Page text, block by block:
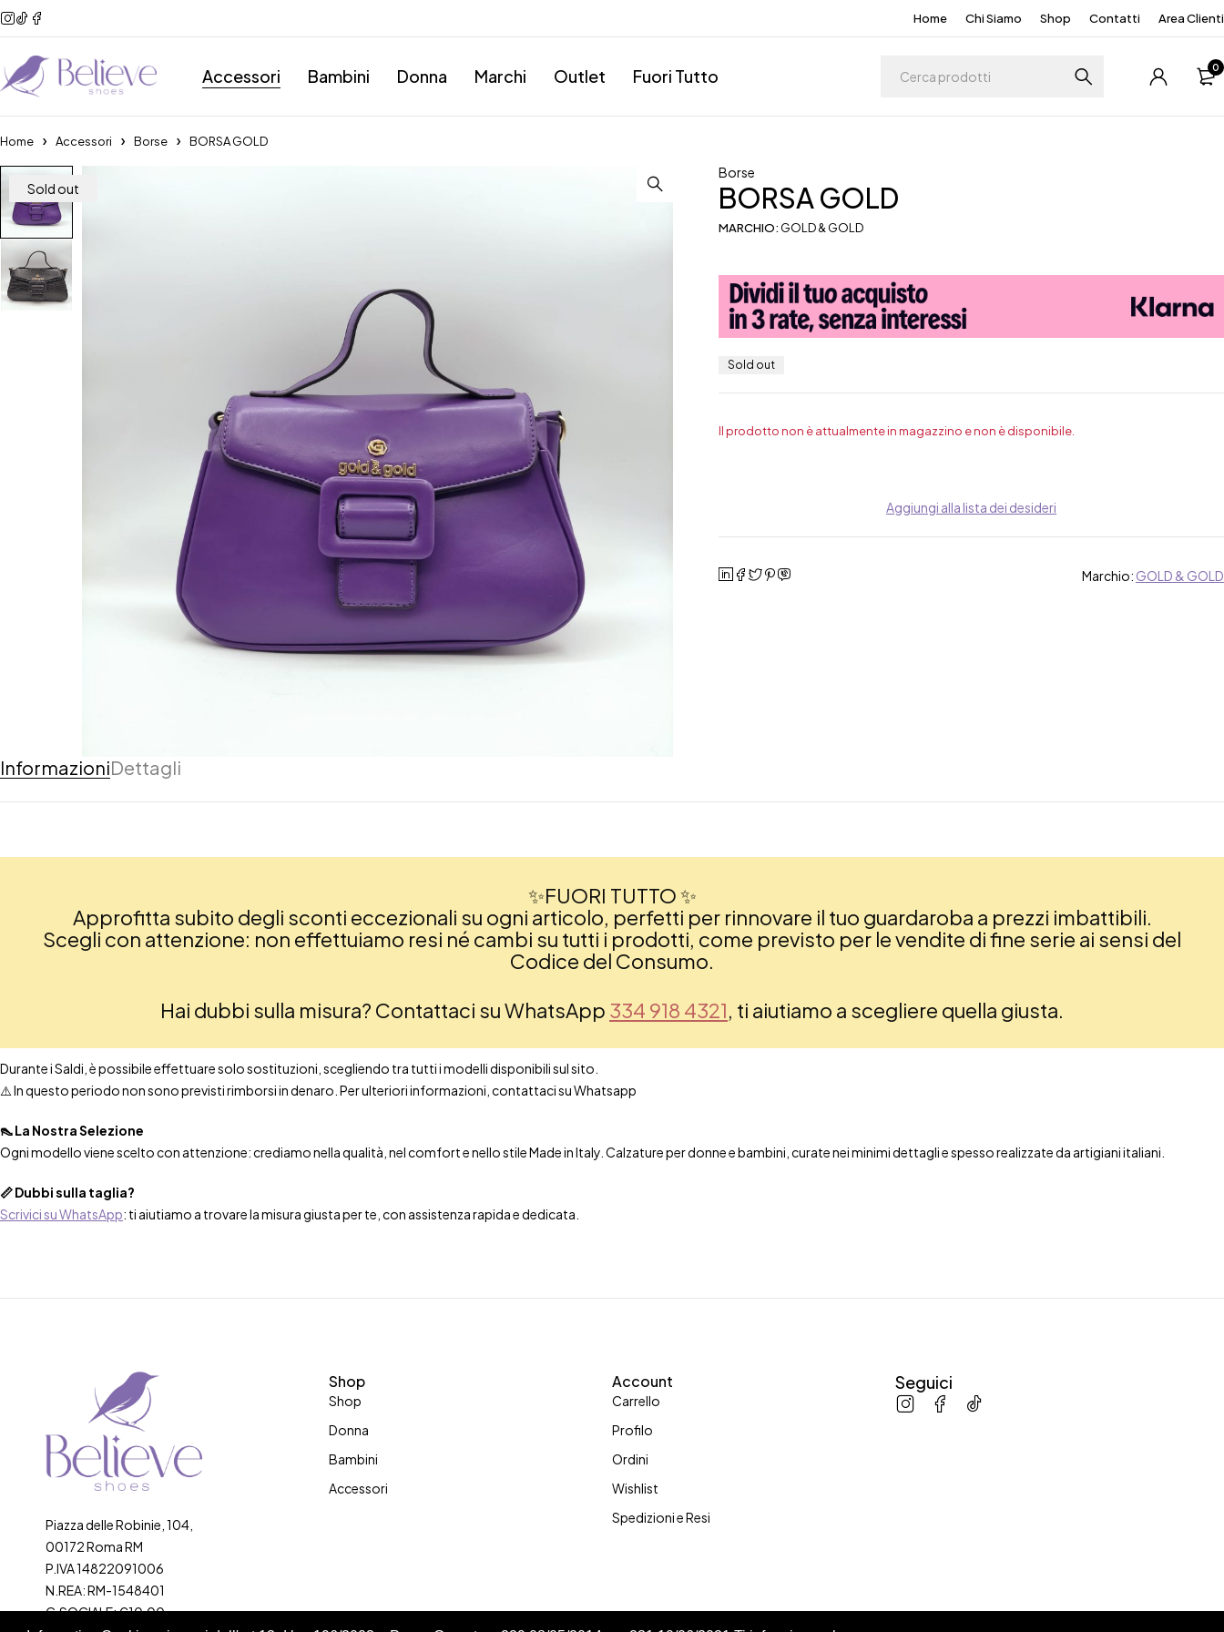
Home Chi Siamo Shop Contatti Area Clienti
Accessori Bambini Donna Marchi Outlet Fuori Tutto 0
Home Accessori Borse BORSA GOLD
Sold out
Borse
BORSA GOLD
MARCHIO: GOLD & GOLD
Sold out
Il prodotto non è attualmente in magazzino e non è disponibile.
Aggiungi alla lista dei desideri
Marchio: GOLD & GOLD
InformazioniDettagli
✨FUORI TUTTO ✨
Approfitta subito degli sconti eccezionali su ogni articolo, perfetti per rinnovare il tuo guardaroba a prezzi imbattibili.
Scegli con attenzione: non effettuiamo resi né cambi su tutti i prodotti, come previsto per le vendite di fine serie ai sensi del
Codice del Consumo.
Hai dubbi sulla misura? Contattaci su WhatsApp 334 918 4321, ti aiutiamo a scegliere quella giusta.
Durante i Saldi, è possibile effettuare solo sostituzioni, scegliendo tra tutti i modelli disponibili sul sito.
⚠️ In questo periodo non sono previsti rimborsi in denaro. Per ulteriori informazioni, contattaci su Whatsapp
👠 La Nostra Selezione
Ogni modello viene scelto con attenzione: crediamo nella qualità, nel comfort e nello stile Made in Italy. Calzature per donne e bambini, curate nei minimi dettagli e spesso realizzate da artigiani italiani.
📏 Dubbi sulla taglia?
Scrivici su WhatsApp: ti aiutiamo a trovare la misura giusta per te, con assistenza rapida e dedicata.
Piazza delle Robinie, 104,
00172 Roma RM
P.IVA 14822091006
N.REA: RM-1548401
C.SOCIALE: €10,00
Shop
Shop
Donna
Bambini
Accessori
Account
Carrello
Profilo
Ordini
Wishlist
Spedizioni e Resi
Seguici